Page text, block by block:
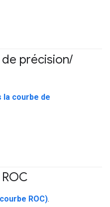
précision/
la courbe de
ROC).